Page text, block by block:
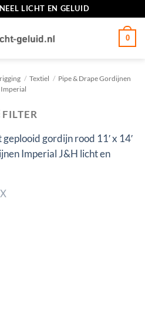
LICHT EN GELUID
0
/ Textiel / Pipe & Drape Gordijnen
Imperial
FILTER